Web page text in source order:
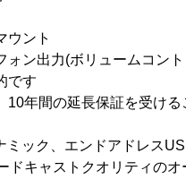
ウント
ォン出力(ボリュームコン
です
10年間の延長保証を受ける
ック、エンドアドレス
ドキャストクオリティの